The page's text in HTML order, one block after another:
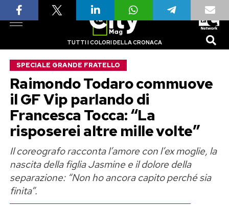
TUTTI I COLORI DELLA CRONACA
SPECIALE GRANDE FRATELLO
Raimondo Todaro commuove
il GF Vip parlando di
Francesca Tocca: “La
risposerei altre mille volte”
Il coreografo racconta l’amore con l’ex moglie, la
nascita della figlia Jasmine e il dolore della
separazione: “Non ho ancora capito perché sia
finita”.